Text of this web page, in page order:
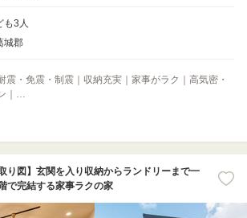
も3人
城郡
震・免震・制震｜収納充実｜家事がラク｜高気密・
｜…
り図】玄関を入り収納からランドリーまで一
で完結する家事ラクの家